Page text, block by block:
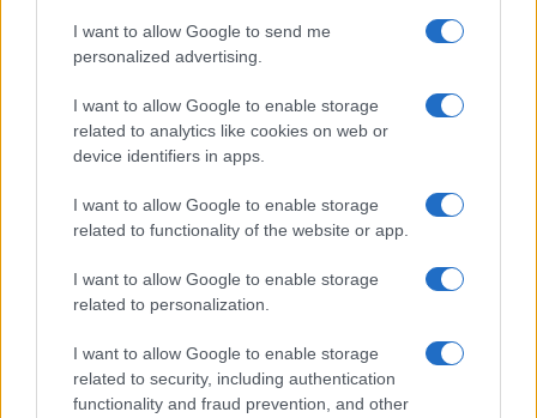
I want to allow Google to send me
personalized advertising.
I want to allow Google to enable storage
related to analytics like cookies on web or
device identifiers in apps.
I want to allow Google to enable storage
related to functionality of the website or app.
I want to allow Google to enable storage
related to personalization.
I want to allow Google to enable storage
related to security, including authentication
functionality and fraud prevention, and other
FELIRATKOZÁS
Brandnyúl mini disco
Ilyen még nem volt: most a gyerkőcök bulizhatnak a Káptalan
Kertben!
Helyi hírek
Beindult az őszibarackszezon, szeptemberig élvezhetjük
- csaknem 17 millió tonnával - messze a legnagyobb termelő.